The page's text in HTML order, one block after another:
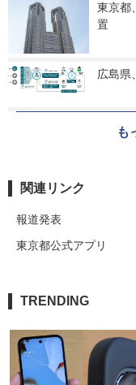
東京都
置
広島県
も
関連リンク
報道発表
東京都公式アプリ
TRENDING